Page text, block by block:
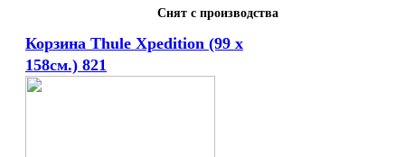
Снят с производства
Корзина Thule Xpedition (99 x
158см.) 821